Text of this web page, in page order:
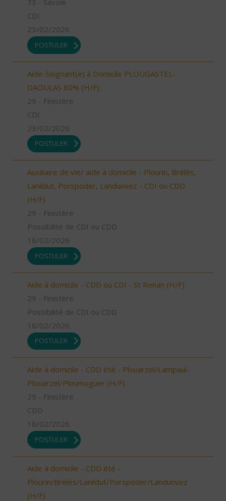
73 - Savoie
CDI
23/02/2026
POSTULER
Aide-Soignant(e) à Domicile PLOUGASTEL-
DAOULAS 80% (H/F)
29 - Finistère
CDI
23/02/2026
POSTULER
Auxiliaire de vie/ aide à domicile - Plourin, Brélès,
Lanildut, Porspoder, Landunvez - CDI ou CDD
(H/F)
29 - Finistère
Possibilité de CDI ou CDD
18/02/2026
POSTULER
Aide à domicile - CDD ou CDI - St Renan (H/F)
29 - Finistère
Possibilité de CDI ou CDD
18/02/2026
POSTULER
Aide à domicile - CDD été - Plouarzel/Lampaul-
Plouarzel/Ploumoguer (H/F)
29 - Finistère
CDD
18/02/2026
POSTULER
Aide à domicile - CDD été -
Plourin/Brélès/Lanildut/Porspoder/Landunvez
(H/F)